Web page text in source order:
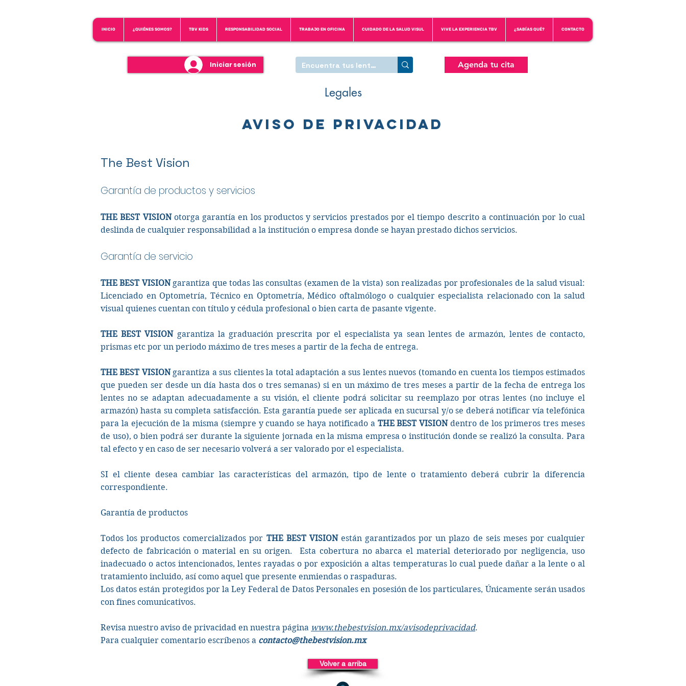
INICIO ¿QUIÉNES SOMOS? TBV KIDS RESPONSABILIDAD SOCIAL TRABAJO EN OFICINA CUIDADO DE LA SALUD VISUL VIVE LA EXPERIENCIA TBV ¿SABÍAS QUÉ? CONTACTO
Iniciar sesión Agenda tu cita
Legales
aviso de privacidad
The Best Vision
Garantía de productos y servicios
THE BEST VISIONotorga garantía en los productos y servicios prestados por el tiempo descrito a continuación por lo cual
deslinda de cualquier responsabilidad a la institución o empresa donde se hayan prestado dichos servicios.
Garantía de servicio
THE BEST VISIONgarantiza que todas las consultas (examen de la vista) son realizadas por profesionales de la salud visual:
Licenciado en Optometría, Técnico en Optometría, Médico oftalmólogo o cualquier especialista relacionado con la salud
visual quienes cuentan con título y cédula profesional o bien carta de pasante vigente.
THE BEST VISIONgarantiza la graduación prescrita por el especialista ya sean lentes de armazón, lentes de contacto,
prismas etc por un periodo máximo de tres meses a partir de la fecha de entrega.
THE BEST VISIONgarantiza a sus clientes la total adaptación a sus lentes nuevos (tomando en cuenta los tiempos estimados
que pueden ser desde un día hasta dos o tres semanas) si en un máximo de tres meses a partir de la fecha de entrega los
lentes no se adaptan adecuadamente a su visión, el cliente podrá solicitar su reemplazo por otras lentes (no incluye el
armazón) hasta su completa satisfacción. Esta garantía puede ser aplicada en sucursal y/o se deberá notificar vía telefónica
para la ejecución de la misma (siempre y cuando se haya notificado a THE BEST VISIONdentro de los primeros tres meses
de uso), o bien podrá ser durante la siguiente jornada en la misma empresa o institución donde se realizó la consulta. Para
tal efecto y en caso de ser necesario volverá a ser valorado por el especialista.
SI el cliente desea cambiar las características del armazón, tipo de lente o tratamiento deberá cubrir la diferencia
correspondiente.
Garantía de productos
Todos los productos comercializados por THE BEST VISIONestán garantizados por un plazo de seis meses por cualquier
defecto de fabricación o material en su origen. Esta cobertura no abarca el material deteriorado por negligencia, uso
inadecuado o actos intencionados, lentes rayadas o por exposición a altas temperaturas lo cual puede dañar a la lente o al
tratamiento incluido, así como aquel que presente enmiendas o raspaduras.
Los datos están protegidos por la Ley Federal de Datos Personales en posesión de los particulares, Únicamente serán usados
con fines comunicativos.
Revisa nuestro aviso de privacidad en nuestra página www.thebestvision.mx/avisodeprivacidad.
Para cualquier comentario escríbenos a contacto@thebestvision.mx
Volver a arriba